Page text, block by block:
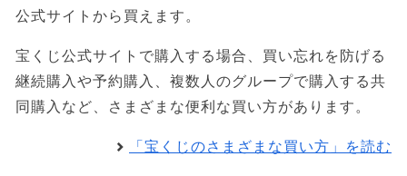
公式サイトから買えます。
宝くじ公式サイトで購入する場合、買い忘れを防げる
継続購入や予約購入、複数人のグループで購入する共
同購入など、さまざまな便利な買い方があります。
「宝くじのさまざまな買い方」を読む